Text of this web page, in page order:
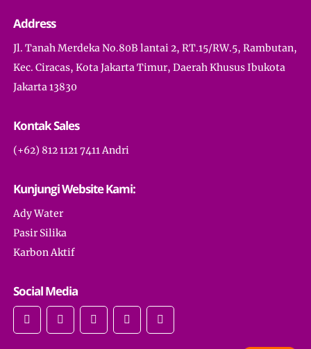
Address
Jl. Tanah Merdeka No.80B lantai 2, RT.15/RW.5, Rambutan,
Kec. Ciracas, Kota Jakarta Timur, Daerah Khusus Ibukota
Jakarta 13830
Kontak Sales
(+62) 812 1121 7411 Andri
Kunjungi Website Kami:
Ady Water
Pasir Silika
Karbon Aktif
Social Media